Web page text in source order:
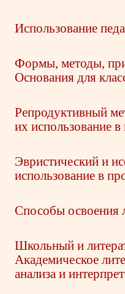
Использование
Формы, методы,
Основания для
Репродуктивный
их использование
Эвристический и
использование в
Способы освоения
Школьный и
Академическое
анализа и